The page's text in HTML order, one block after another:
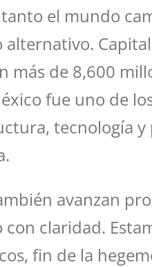
el mundo
alternativo.
más de 8,600
fue uno de
tecnología y
avanzan
con claridad.
fin de la